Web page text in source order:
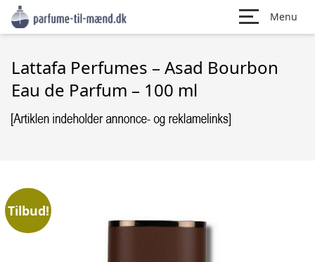
Menu
Lattafa Perfumes – Asad Bourbon
Eau de Parfum – 100 ml
Tilbud!